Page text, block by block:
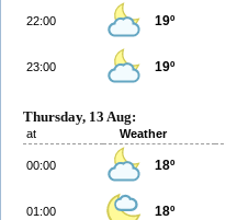
22:00 19º
23:00 19º
Thursday, 13 Aug:
at Weather
00:00 18º
01:00 18º